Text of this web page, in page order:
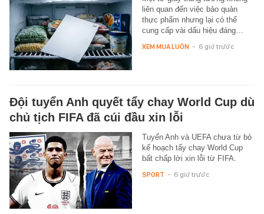
liên quan đến việc bảo quản
thực phẩm nhưng lại có thể
cung cấp vài dấu hiệu đáng…
XEM MUA LUÔN - 6 giờ trước
Đội tuyển Anh quyết tẩy chay World Cup dù
chủ tịch FIFA đã cúi đầu xin lỗi
Tuyển Anh và UEFA chưa từ bỏ
kế hoạch tẩy chay World Cup
bất chấp lời xin lỗi từ FIFA.
SPORT - 6 giờ trước